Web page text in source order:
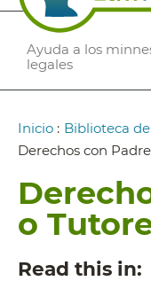
Ayuda a los
legales
Ruta
de
Inicio : Biblioteca
Derechos con
o
Read this in